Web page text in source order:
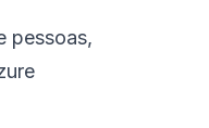
pessoas,